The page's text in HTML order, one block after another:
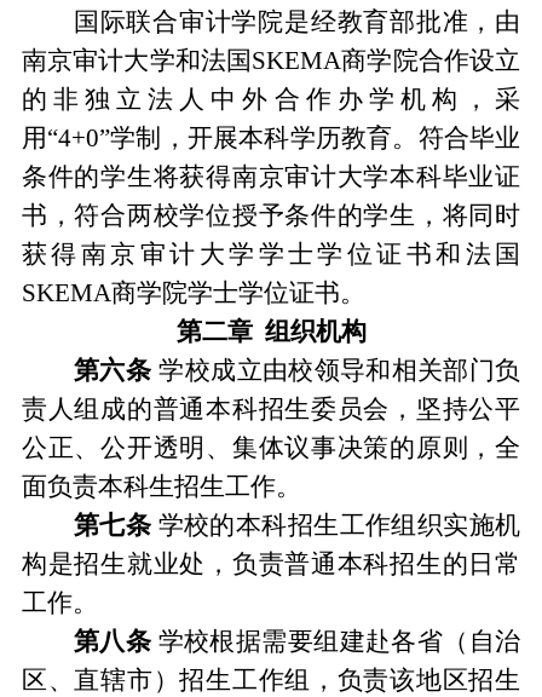
国际联合审计学院是经教育部批准 ， 由
南京审计大学和法国SKEMA商学院合作设立
的 非独立法人中外合作办学机构 ， 采
用“4+0”学制 ， 开展本科学历教育。符合毕业
条件的学生将获得南京审计大学本科毕业证
书 ，符合两校学位授予条件的学生 ， 将同时
获得南京审计大学学士学位证书和法国
SKEMA商学院学士学位证书。
第二章 组织机构
第六条 学校成立由校领导和相关部门负
责人组成的普通本科招生委员会 ， 坚持公平
公正、公开透明、集体议事决策的原则，全
面负责本科生招生工作。
第七条 学校的本科招生工作组织实施机
构是招生就业处 ，负责普通本科招生的日常
工作。
第八条 学校根据需要组建赴各省 （ 自治
区、直辖市）招生工作组 ， 负责该地区招生